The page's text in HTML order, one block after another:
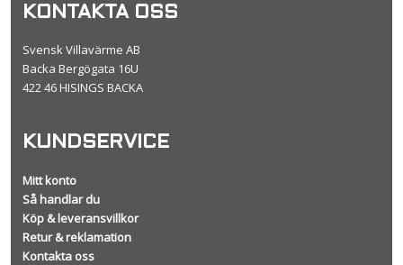
KONTAKTA OSS
Svensk Villavärme AB
Backa Bergögata 16U
422 46 HISINGS BACKA
KUNDSERVICE
Mitt konto
Så handlar du
Köp & leveransvillkor
Retur & reklamation
Kontakta oss